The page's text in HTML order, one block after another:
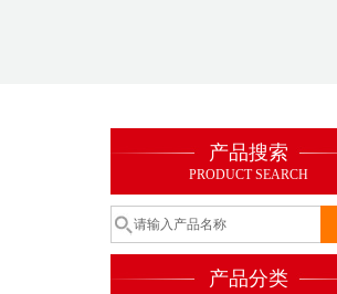
产品搜索
PRODUCT SEARCH
产品分类